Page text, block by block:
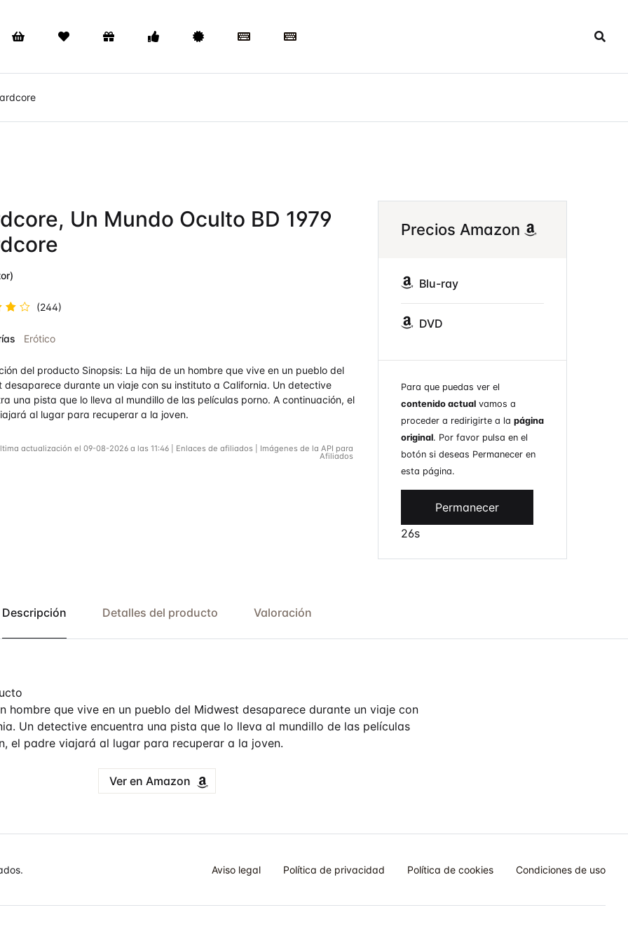
Un Mundo Oculto BD 1979
(244)
Erótico
del producto Sinopsis: La hija de un hombre que vive en un pueblo del
desaparece durante un viaje con su instituto a California. Un detective
una pista que lo lleva al mundillo de las películas porno. A continuación, el
al lugar para recuperar a la joven.
actualización el 09-08-2026 a las 11:46 | Enlaces de afiliados | Imágenes de la API para
Afiliados
Precios Amazon
Blu-ray
DVD
Para que puedas ver el
contenido actual vamos a
proceder a redirigirte a la página
original. Por favor pulsa en el
botón si deseas Permanecer en
esta página.
Permanecer
26s
Descripción Detalles del producto Valoración
hombre que vive en un pueblo del Midwest desaparece durante un viaje con
Un detective encuentra una pista que lo lleva al mundillo de las películas
el padre viajará al lugar para recuperar a la joven.
Ver en Amazon
Aviso legal Política de privacidad Política de cookies Condiciones de uso